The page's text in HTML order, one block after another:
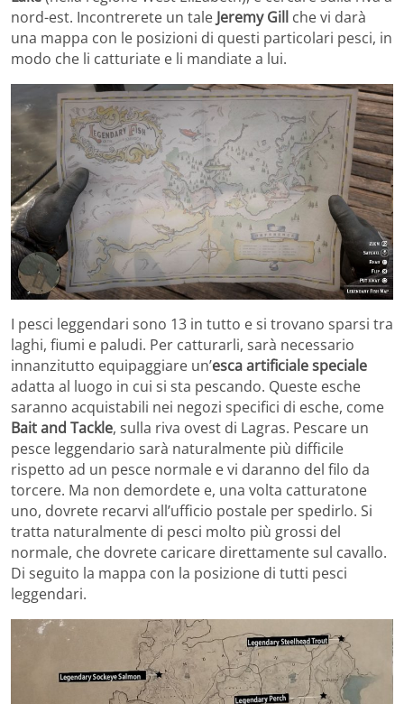
nord-est. Incontrerete un tale Jeremy Gill che vi darà
una mappa con le posizioni di questi particolari pesci, in
modo che li catturiate e li mandiate a lui.
I pesci leggendari sono 13 in tutto e si trovano sparsi tra
laghi, fiumi e paludi. Per catturarli, sarà necessario
innanzitutto equipaggiare un’esca artificiale speciale
adatta al luogo in cui si sta pescando. Queste esche
saranno acquistabili nei negozi specifici di esche, come
Bait and Tackle, sulla riva ovest di Lagras. Pescare un
pesce leggendario sarà naturalmente più difficile
rispetto ad un pesce normale e vi daranno del filo da
torcere. Ma non demordete e, una volta catturatone
uno, dovrete recarvi all’ufficio postale per spedirlo. Si
tratta naturalmente di pesci molto più grossi del
normale, che dovrete caricare direttamente sul cavallo.
Di seguito la mappa con la posizione di tutti pesci
leggendari.